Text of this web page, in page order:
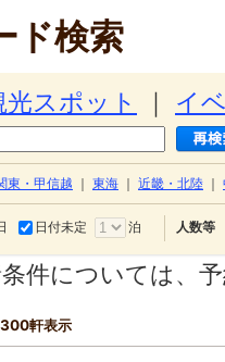
ド検索
光スポット イ
東・甲信越 東海 近畿・北陸
日付未定 泊 人数等
件については、
軒表示